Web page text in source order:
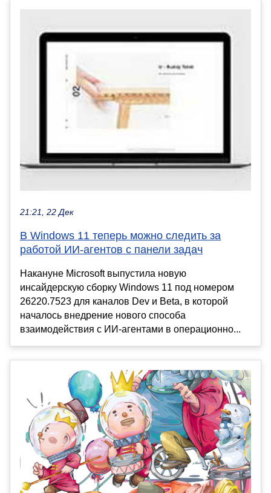
21:21, 22 Дек
В Windows 11 теперь можно следить за
работой ИИ-агентов с панели задач
Накануне Microsoft выпустила новую
инсайдерскую сборку Windows 11 под номером
26220.7523 для каналов Dev и Beta, в которой
началось внедрение нового способа
взаимодействия с ИИ-агентами в операционно...